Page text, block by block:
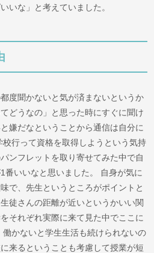
いな」と考えていました。
度聞かないと気が済まないというか
どうなの」と思った時にすぐに聞け
嫌だなということから通信は自分に
行って資格を取得しようという気持
ンフレットを取り寄せてみた中で自
番いいなと思いました。 自身が気に
で、先生というところがポイントと
徒さんの距離が近いというかいい関
それぞれ実際に来て見た中でここに
かないと学生生活も続けられないの
来るということも考慮して授業が短